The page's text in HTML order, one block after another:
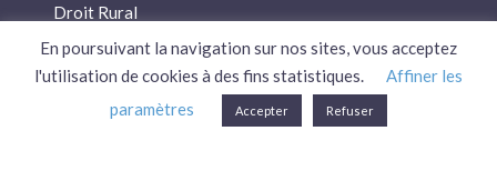
Droit Rural
Droit Social
Économie / Gestion
Environnement
En poursuivant la navigation sur nos sites, vous acceptez
l'utilisation de cookies à des fins statistiques.
Affiner les
paramètres
Accepter Refuser